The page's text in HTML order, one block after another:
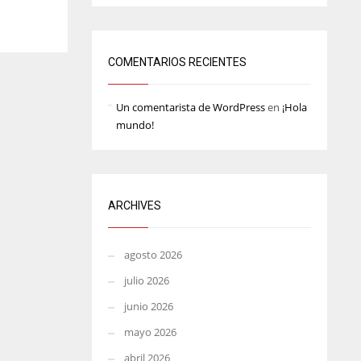
COMENTARIOS RECIENTES
Un comentarista de WordPressen ¡Hola
mundo!
ARCHIVES
agosto 2026
julio 2026
junio 2026
mayo 2026
abril 2026